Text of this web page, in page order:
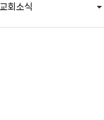
교회소식